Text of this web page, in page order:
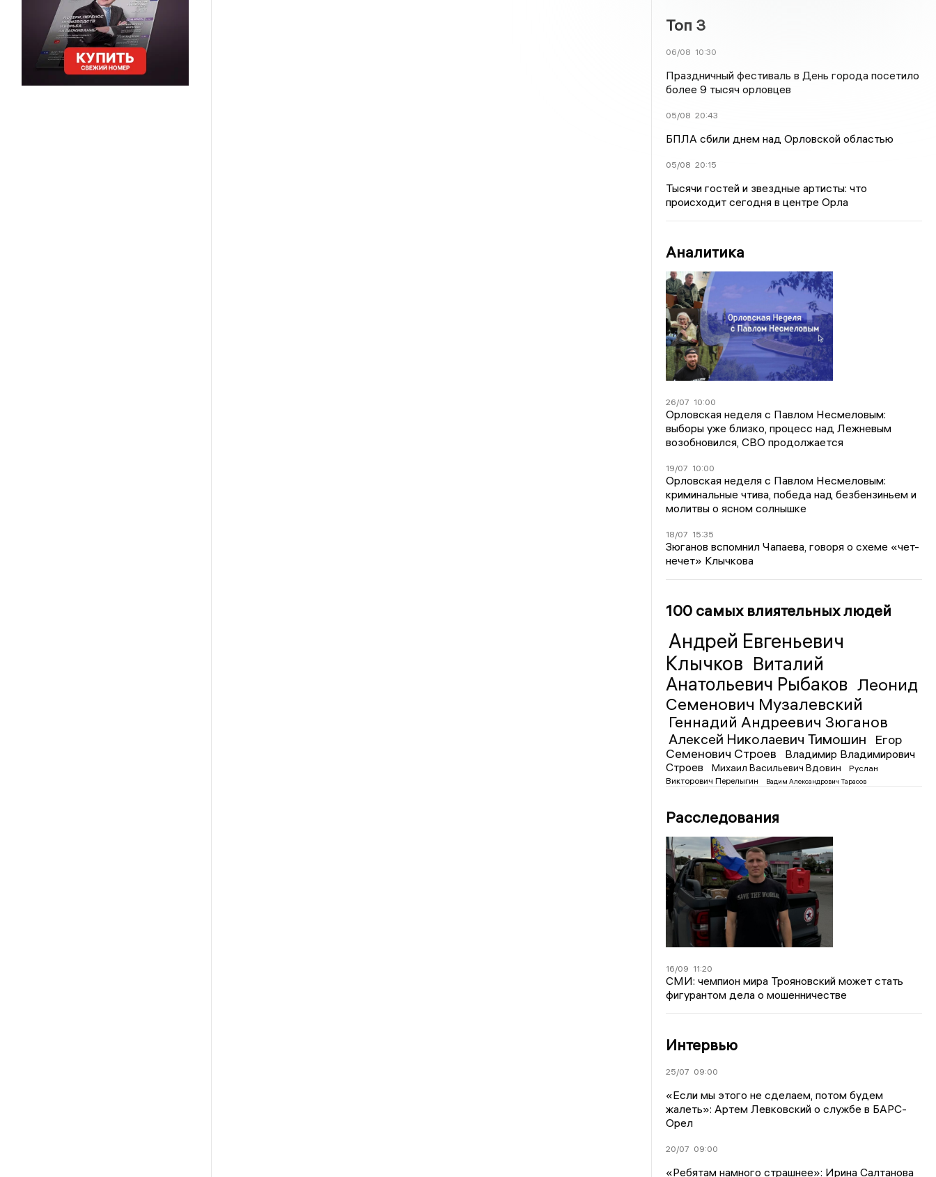
Топ 3
06/08 10:30
Праздничный фестиваль в День города посетило
более 9 тысяч орловцев
05/08 20:43
БПЛА сбили днем над Орловской областью
05/08 20:15
Тысячи гостей и звездные артисты: что
происходит сегодня в центре Орла
Аналитика
26/07 10:00
Орловская неделя с Павлом Несмеловым:
выборы уже близко, процесс над Лежневым
возобновился, СВО продолжается
19/07 10:00
Орловская неделя с Павлом Несмеловым:
криминальные чтива, победа над безбензиньем и
молитвы о ясном солнышке
18/07 15:35
Зюганов вспомнил Чапаева, говоря о схеме «чет-
нечет» Клычкова
100 самых влиятельных людей
Андрей Евгеньевич
Клычков Виталий
Анатольевич Рыбаков Леонид
Семенович Музалевский
Геннадий Андреевич Зюганов
Алексей Николаевич Тимошин
Егор
Семенович Строев
Владимир Владимирович
Строев
Михаил Васильевич Вдовин
Руслан
Викторович Перелыгин
Вадим Александрович Тарасов
Расследования
16/09 11:20
СМИ: чемпион мира Трояновский может стать
фигурантом дела о мошенничестве
Интервью
25/07 09:00
«Если мы этого не сделаем, потом будем
жалеть»: Артем Левковский о службе в БАРС-
Орел
20/07 09:00
«Ребятам намного страшнее»: Ирина Салтанова